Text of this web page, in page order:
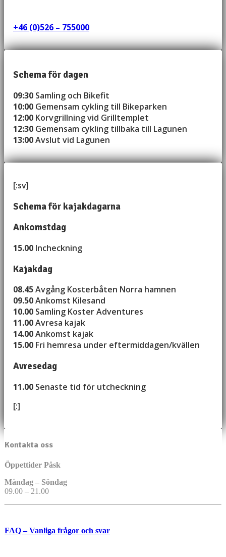
+46 (0)526 – 755000
Schema för dagen
09:30 Samling och Bikefit
10:00 Gemensam cykling till Bikeparken
12:00 Korvgrillning vid Grilltemplet
12:30 Gemensam cykling tillbaka till Lagunen
13:00Avslut vid Lagunen
[:sv]
Schema för kajakdagarna
Ankomstdag
15.00 Incheckning
Kajakdag
08.45Avgång Kosterbåten Norra hamnen
09.50Ankomst Kilesand
10.00 Samling Koster Adventures
11.00Avresa kajak
14.00Ankomst kajak
15.00 Fri hemresa under eftermiddagen/kvällen
Avresedag
11.00 Senaste tid för utcheckning
[:]
Kontakta oss
Öppettider Påsk
Måndag – Söndag
09.00 – 21.00
FAQ – Vanliga frågor och svar